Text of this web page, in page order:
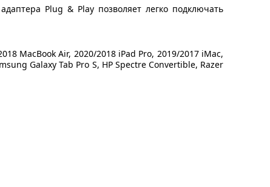
Plug & Play позволяет легко подключать
MacBook Air, 2020/2018 iPad Pro, 2019/2017 iMac,
Galaxy Tab Pro S, HP Spectre Convertible, Razer